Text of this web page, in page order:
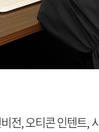
전, 오티콘 인텐트,